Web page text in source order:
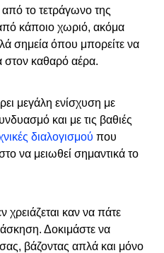
το τετράγωνο της
κάποιο χωριό, ακόμα
σημεία όπου μπορείτε να
στον καθαρό αέρα.
μεγάλη ενίσχυση με
και με τις βαθιές
διαλογισμού που
να μειωθεί σημαντικά το
χρειάζεται καν να πάτε
Δοκιμάστε να
βάζοντας απλά και μόνο